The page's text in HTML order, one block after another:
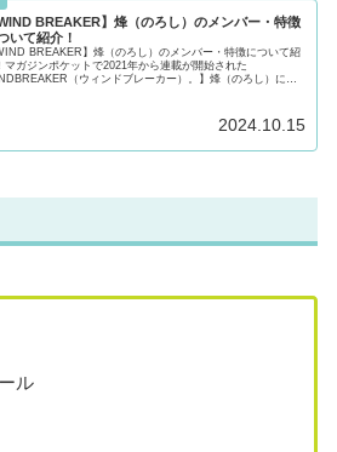
WIND BREAKER】烽（のろし）のメンバー・特徴
いて紹介！
BREAKER】烽（のろし）のメンバー・特徴について紹
マガジンポケットで2021年から連載が開始された
（ウィンドブレーカー）。】烽（のろし）に所
2024.10.15
ル